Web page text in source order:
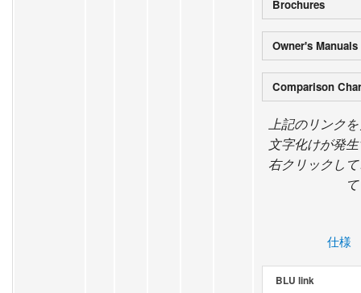
Brochures
Owner's Manuals
Comparison
上記のリンク
文字化けが発
右クリックし
仕様
BLU link